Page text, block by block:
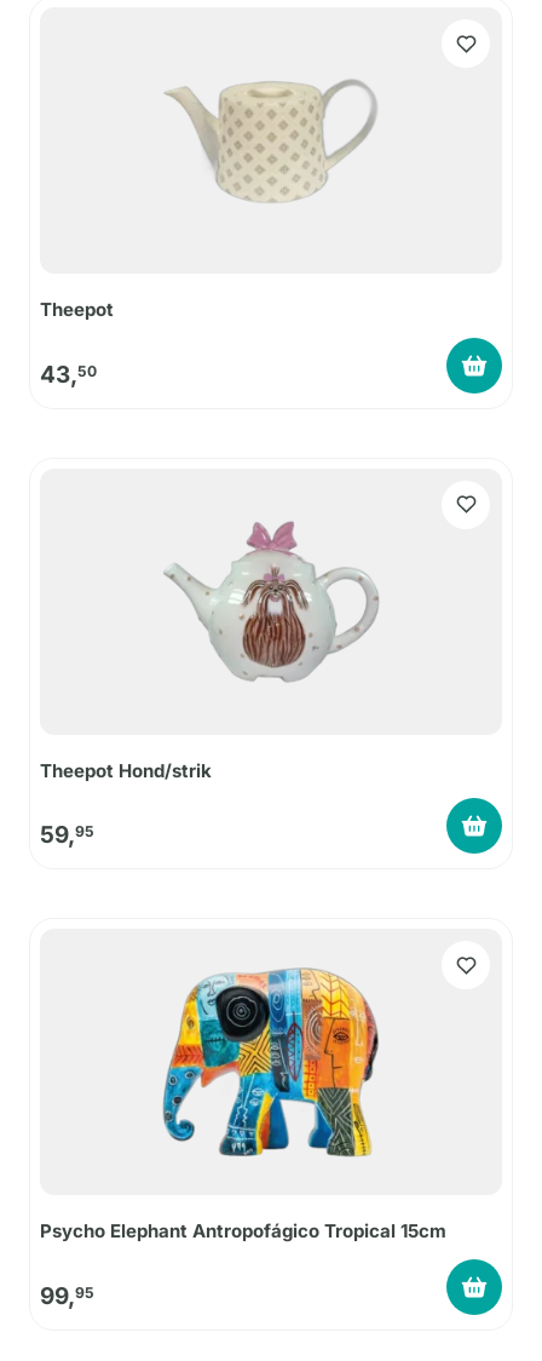
Theepot
43,50
Theepot Hond/strik
59,95
Psycho Elephant Antropofágico Tropical 15cm
99,95